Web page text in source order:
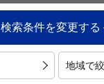
検索条件を変更する
地域で